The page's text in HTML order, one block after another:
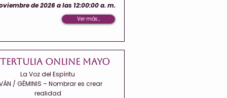
de 2026 a las 12:00:00 a. m.
Ver más ...
Tertulia Online Mayo
La Voz del Espíritu
/ GÉMINIS – Nombrar es crear
realidad